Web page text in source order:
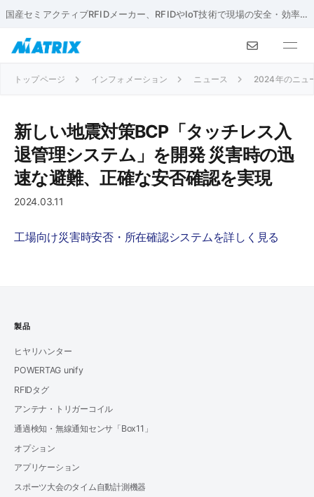
国産セミアクティブRFIDメーカー、RFIDやIoT技術で現場の安全・効率化を実現
トップページ インフォメーション ニュース 2024年のニュ
新しい地震対策BCP「タッチレス入
退管理システム」を開発 災害時の迅
速な避難、正確な安否確認を実現
2024.03.11
工場向け災害時安否・所在確認システムを詳しく見る
製品
ヒヤリハンター
POWERTAG unify
RFIDタグ
アンテナ・トリガーコイル
通過検知・無線通知センサ「Box11」
オプション
アプリケーション
スポーツ大会のタイム自動計測機器